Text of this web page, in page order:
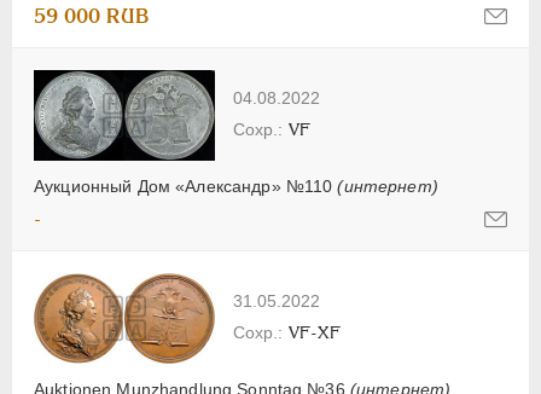
59 000 RUB
04.08.2022
Аукционный Дом «Александр» №110(интернет)
VF
-
31.05.2022
Auktionen Munzhandlung Sonntag №36 (интернет)
VF-XF